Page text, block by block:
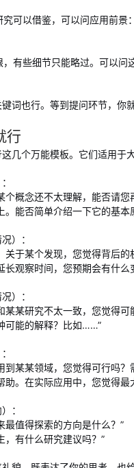
究可以借鉴，可以问应用前景
，有些细节只能略过。可以问
词也行。等到提问环节，你
行
几个万能模板。它们适用于
个概念还不太理解，能否请您
能否简单介绍一下它的基本
）：
关于某个发现，您觉得背后的
观察时间，您预期会有什么
）：
某某研究不太一致，您觉得可
可能的解释？比如……”
到某某领域，您觉得可行吗？
助。在实际应用中，您觉得最
：
最值得探索的方向是什么？”
，有什么研究建议吗？”